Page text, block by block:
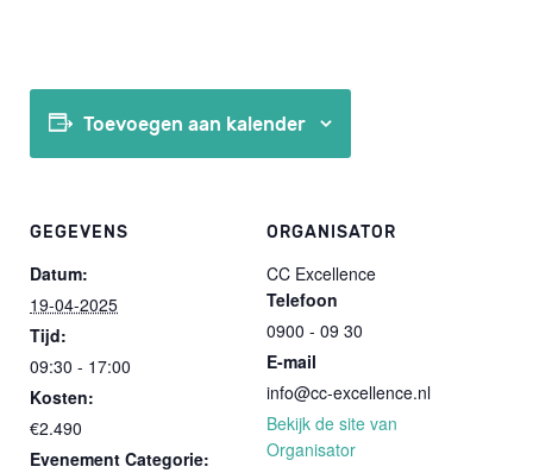
Toevoegen aan kalender
GEGEVENS
Datum:
19-04-2025
Tijd:
09:30 - 17:00
Kosten:
€2.490
Evenement Categorie:
ORGANISATOR
CC Excellence
Telefoon
0900 - 09 30
E-mail
info@cc-excellence.nl
Bekijk de site van
Organisator